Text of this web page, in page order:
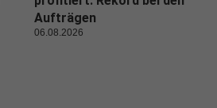
Aufträgen
06.08.2026